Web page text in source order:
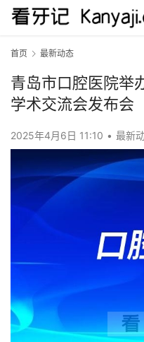
首页 最新动态
青岛市口腔医院举
学术交流会发布会
2025年4月6日 11:10 • 最新